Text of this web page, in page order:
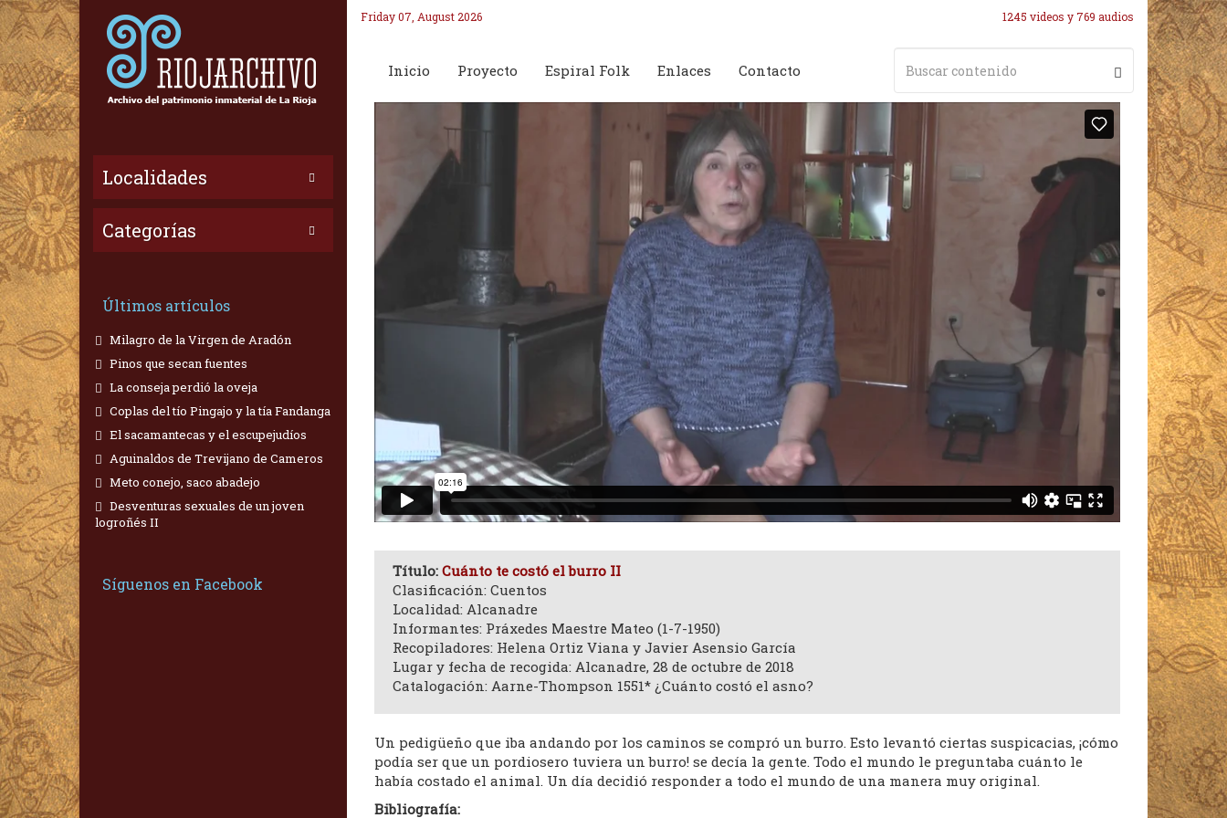
Localidades
Categorías
Últimos artículos
Milagro de la Virgen de Aradón
Pinos que secan fuentes
La conseja perdió la oveja
Coplas del tío Pingajo y la tía Fandanga
El sacamantecas y el escupejudíos
Aguinaldos de Trevijano de Cameros
Meto conejo, saco abadejo
Desventuras sexuales de un joven
logroñés II
Síguenos en Facebook
Friday 07, August 2026 1245 videos y 769 audios
Inicio Proyecto Espiral Folk Enlaces Contacto
Título: Cuánto te costó el burro II
Clasificación: Cuentos
Localidad: Alcanadre
Informantes: Práxedes Maestre Mateo (1-7-1950)
Recopiladores: Helena Ortiz Viana y Javier Asensio García
Lugar y fecha de recogida: Alcanadre, 28 de octubre de 2018
Catalogación: Aarne-Thompson 1551* ¿Cuánto costó el asno?
Un pedigüeño que iba andando por los caminos se compró un burro. Esto levantó ciertas suspicacias, ¡cómo
podía ser que un pordiosero tuviera un burro! se decía la gente. Todo el mundo le preguntaba cuánto le
había costado el animal. Un día decidió responder a todo el mundo de una manera muy original.
Bibliografía: